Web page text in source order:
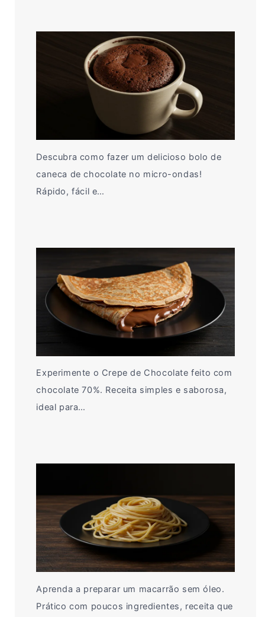
Descubra como fazer um delicioso bolo de
caneca de chocolate no micro-ondas!
Rápido, fácil e…
Experimente o Crepe de Chocolate feito com
chocolate 70%. Receita simples e saborosa,
ideal para…
Aprenda a preparar um macarrão sem óleo.
Prático com poucos ingredientes, receita que